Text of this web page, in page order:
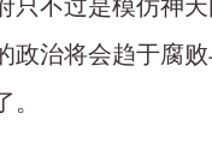
不过是模仿神天
治将会趋于腐